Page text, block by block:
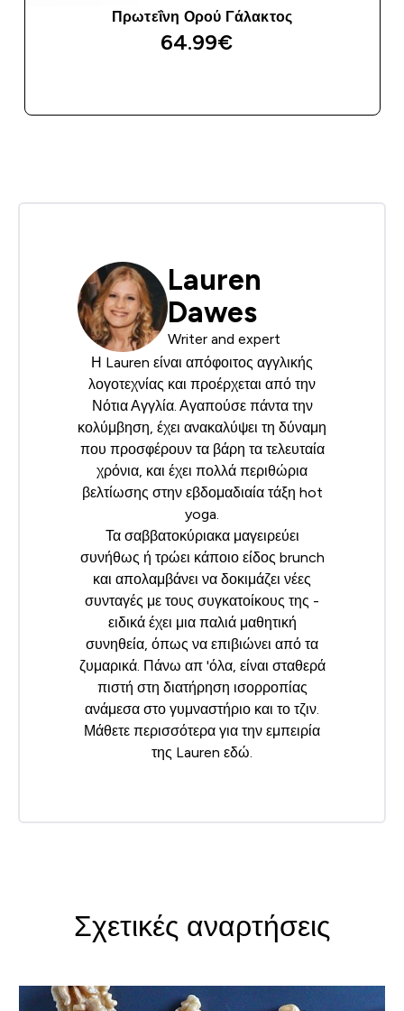
Πρωτεΐνη Ορού Γάλακτος
64.99€‎
Lauren
Dawes
Writer and expert
Η Lauren είναι απόφοιτος αγγλικής
λογοτεχνίας και προέρχεται από την
Νότια Αγγλία. Αγαπούσε πάντα την
κολύμβηση, έχει ανακαλύψει τη δύναμη
που προσφέρουν τα βάρη τα τελευταία
χρόνια, και έχει πολλά περιθώρια
βελτίωσης στην εβδομαδιαία τάξη hot
yoga.
Τα σαββατοκύριακα μαγειρεύει
συνήθως ή τρώει κάποιο είδος brunch
και απολαμβάνει να δοκιμάζει νέες
συνταγές με τους συγκατοίκους της -
ειδικά έχει μια παλιά μαθητική
συνηθεία, όπως να επιβιώνει από τα
ζυμαρικά. Πάνω απ 'όλα, είναι σταθερά
πιστή στη διατήρηση ισορροπίας
ανάμεσα στο γυμναστήριο και το τζιν.
Μάθετε περισσότερα για την εμπειρία
της Lauren εδώ
Σχετικές αναρτήσεις